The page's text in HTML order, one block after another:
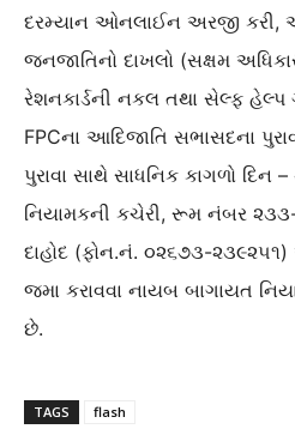
દરમ્યાન ઓનલાઈન અરજી કરી,
જનજાતિનો દાખલો (સક્ષમ
રેશનકાર્ડની નકલ તથા સેલ્ફ
FPCના આદિજાતિ સભાસદના
પુરાવા સાથે સાધનિક કાગળો દિન
નિયામકની કચેરી, રૂમ નંબર
દાહોદ (ફોન.નં. ૦૨૬૭૩-
જમા કરાવવા નાયબ બાગાયત
છે.
TAGS flash